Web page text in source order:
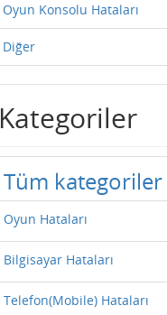
Oyun Konsolu Hataları
Diğer
Kategoriler
Tüm kategoriler
Oyun Hataları
Bilgisayar Hataları
Telefon(Mobile) Hataları